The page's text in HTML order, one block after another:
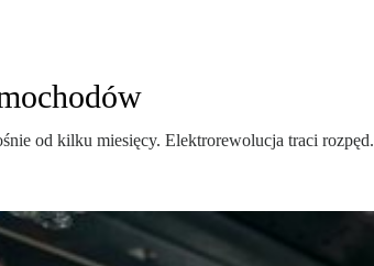
od kilku miesięcy. Elektrorewolucja traci rozpęd.